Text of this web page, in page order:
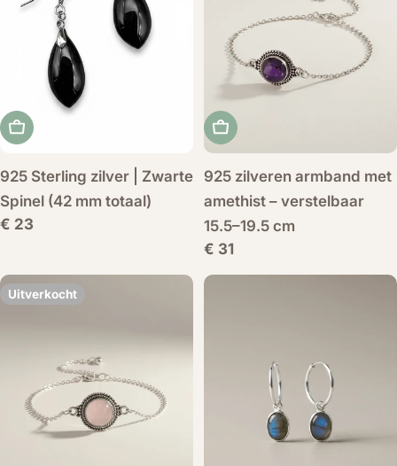
Voeg toe aan winkelwagen
925 Sterling zilver | Zwarte
Spinel (42 mm totaal)
Normale
€ 23
Voeg toe aan
925 zilveren armband met
amethist – verstelbaar
15.5–19.5 cm
Normale
prijs
€ 31
Uitverkocht